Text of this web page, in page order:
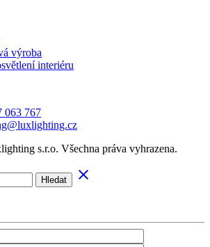
výroba
interiéru
063 767
s.r.o. Všechna práva vyhrazena.
Hledat clear